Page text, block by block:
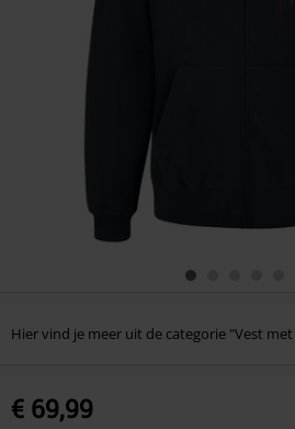
Hier vind je meer uit de categorie "Vest
€ 69,99